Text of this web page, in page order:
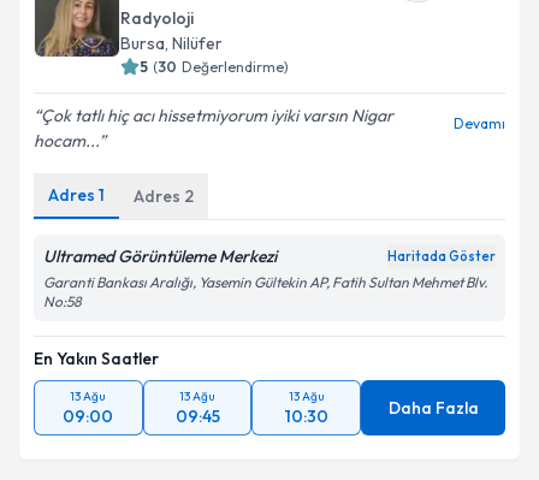
E-posta Adresiniz
kapsamda işlenmesini kabul ediyorum.
Takvim Talebini Gönder
Radyoloji
Bursa, Nilüfer
5 (30 Değerlendirme)
Çok tatlı hiç acı hissetmiyorum iyiki varsın Nigar
hocam...
Devamı
Adres 1 Adres 2
Ultramed Görüntüleme Merkezi Haritada Göster
Garanti Bankası Aralığı, Yasemin Gültekin AP, Fatih Sultan Mehmet Blv.
No:58
En Yakın Saatler
13 Ağu
09:00
13 Ağu
09:45
13 Ağu
10:30 Daha Fazla